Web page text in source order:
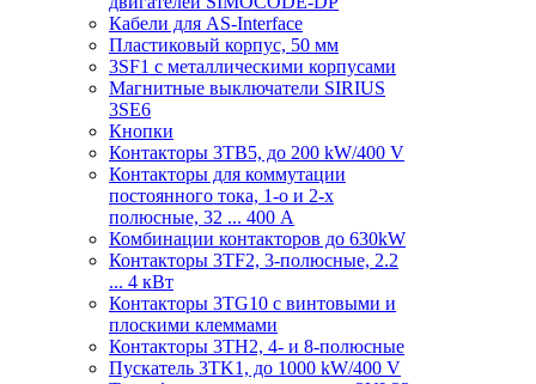
Кабели для AS-Interface
Пластиковый корпус, 50 мм
3SF1 с металлическими корпусами
Магнитные выключатели SIRIUS
3SE6
Кнопки
Контакторы 3TB5, до 200 kW/400 V
Контакторы для коммутации
постоянного тока, 1-о и 2-х
полюсные, 32 ... 400 A
Комбинации контакторов до 630kW
Контакторы 3TF2, 3-полюсные, 2.2
... 4 кВт
Контакторы 3TG10 c винтовыми и
плоскими клеммами
Контакторы 3TH2, 4- и 8-полюсные
Пускатель 3TK1, до 1000 kW/400 V